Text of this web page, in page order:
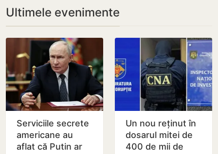
Ultimele evenimente
Serviciile secrete
americane au
aflat că Putin ar
Un nou reținut în
dosarul mitei de
400 de mii de